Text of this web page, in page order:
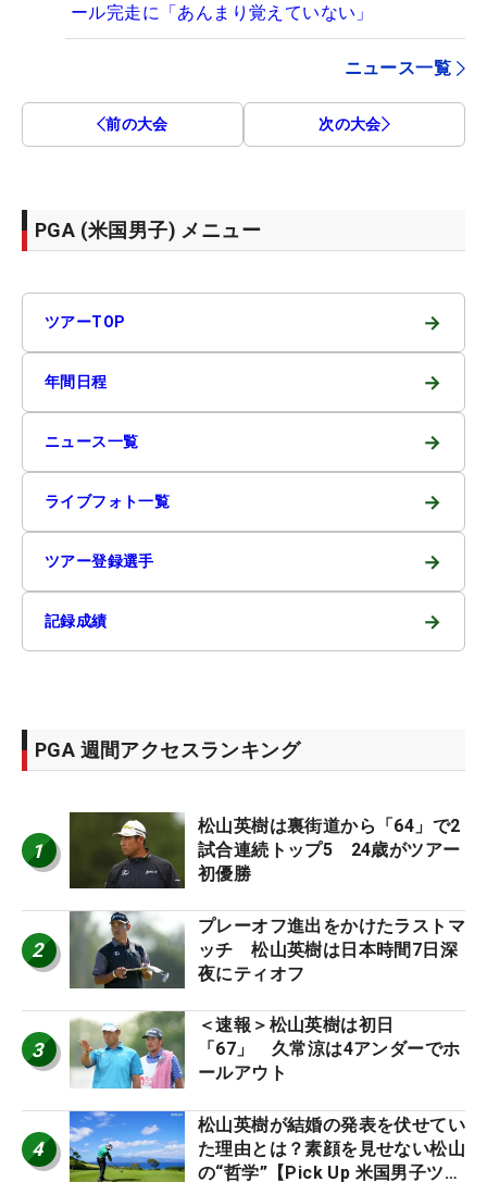
ール完走に「あんまり覚えていない」
ニュース一覧
前の大会 次の大会
PGA (米国男子) メニュー
ツアーTOP →
年間日程 →
ニュース一覧 →
ライブフォト一覧 →
ツアー登録選手 →
記録成績 →
PGA 週間アクセスランキング
1
松山英樹は裏街道から「64」で2
試合連続トップ5 24歳がツアー
初優勝
2
プレーオフ進出をかけたラストマ
ッチ 松山英樹は日本時間7日深
夜にティオフ
3
＜速報＞松山英樹は初日
「67」 久常涼は4アンダーでホ
ールアウト
4
松山英樹が結婚の発表を伏せてい
た理由とは？素顔を見せない松山
の“哲学”【Pick Up 米国男子ツア